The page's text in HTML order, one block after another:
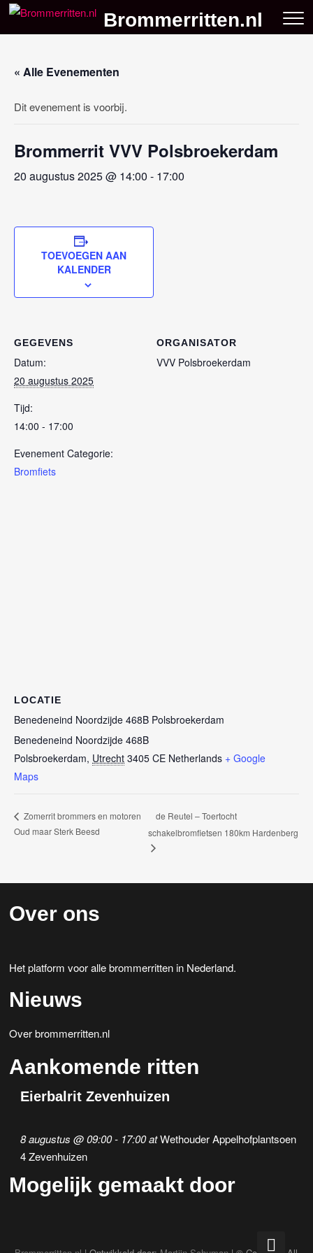
Skip
Brommerritten.nl
« Alle Evenementen
Dit evenement is voorbij.
Brommerrit VVV Polsbroekerdam
20 augustus 2025 @ 14:00 - 17:00
TOEVOEGEN AAN
KALENDER
GEGEVENS
Datum:
20 augustus 2025
Tijd:
14:00 - 17:00
Evenement Categorie:
Bromfiets
ORGANISATOR
VVV Polsbroekerdam
LOCATIE
Benedeneind Noordzijde 468B Polsbroekerdam
Benedeneind Noordzijde 468B
Polsbroekerdam, Utrecht 3405 CE Netherlands + Google
Maps
Zomerrit brommers en motoren
Oud maar Sterk Beesd
de Reutel – Toertocht
schakelbromfietsen 180km Hardenberg
Over ons
Het platform voor alle brommerritten in Nederland.
Nieuws
Over brommerritten.nl
Aankomende ritten
Eierbalrit Zevenhuizen
8 augustus @ 09:00- 17:00atWethouder Appelhofplantsoen
4 Zevenhuizen
Mogelijk gemaakt door